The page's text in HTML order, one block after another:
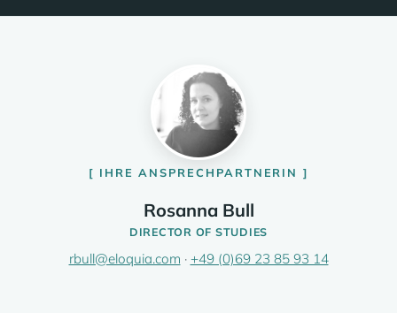
IHRE ANSPRECHPARTNERIN
Rosanna Bull
DIRECTOR OF STUDIES
rbull@eloquia.com · +49 (0)69 23 85 93 14